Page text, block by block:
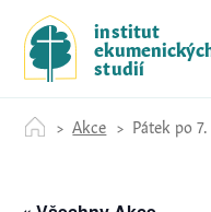
institut
studií
Akce Pátek po